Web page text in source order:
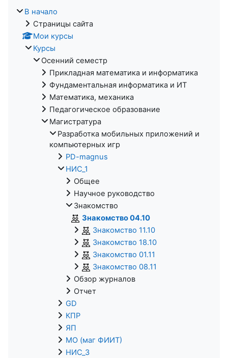
В начало
Страницы сайта
Мои курсы
Курсы
Осенний семестр
Прикладная математика и информатика
Фундаментальная информатика и ИТ
Математика, механика
Педагогическое образование
Магистратура
Разработка мобильных приложений и
компьютерных игр
PD-magnus
НИС_1
Общее
Научное руководство
Знакомство
Знакомство 04.10
Знакомство 11.10
Знакомство 18.10
Знакомство 01.11
Знакомство 08.11
Обзор журналов
Отчет
GD
КПР
ЯП
МО (маг ФИИТ)
НИС_3